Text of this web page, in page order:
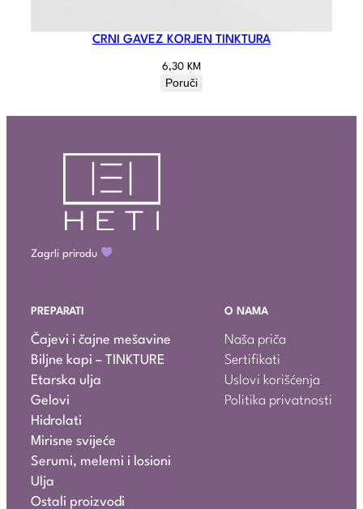
CRNI GAVEZ KORJEN TINKTURA
6,30 KM
Poruči
Zagrli prirodu
PREPARATI
Čajevi i čajne mešavine
Biljne kapi – TINKTURE
Etarska ulja
Gelovi
Hidrolati
Mirisne svijeće
Serumi, melemi i losioni
Ulja
Ostali proizvodi
O NAMA
Naša priča
Sertifikati
Uslovi korišćenja
Politika privatnosti